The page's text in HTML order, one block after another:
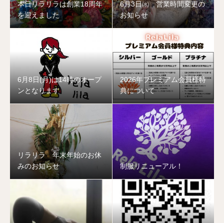
本日リラリラは創業18周年
を迎えました
6月3日㈬ 営業時間変更の
お知らせ
6月8日(月)は14時のオープ
ンとなります
2026年プレミアム会員様特
典について
リラリラ 年末年始のお休
みのお知らせ
制服リニューアル！